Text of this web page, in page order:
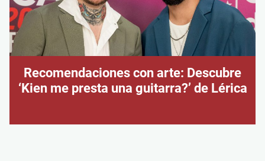
Recomendaciones con arte: Descubre
‘Kien me presta una guitarra?’ de Lérica